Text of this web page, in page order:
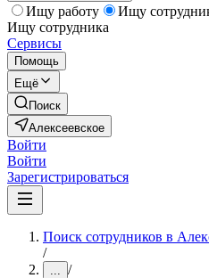
Ищу работу
Ищу
Ищу сотрудника
Сервисы
Помощь
Ещё
Поиск
Алексеевское
Войти
Войти
Зарегистрироваться
Поиск сотрудников в
/
... /